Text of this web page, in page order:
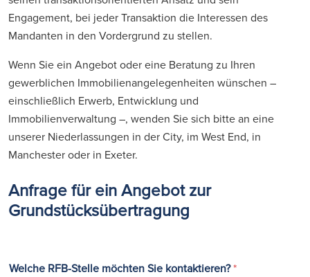
Engagement, bei jeder Transaktion die Interessen des
Mandanten in den Vordergrund zu stellen.
Wenn Sie ein Angebot oder eine Beratung zu Ihren
gewerblichen Immobilienangelegenheiten wünschen –
einschließlich Erwerb, Entwicklung und
Immobilienverwaltung –, wenden Sie sich bitte an eine
unserer Niederlassungen in der City, im West End, in
Manchester oder in Exeter.
Anfrage für ein Angebot zur
Grundstücksübertragung
Welche RFB-Stelle möchten Sie kontaktieren?*